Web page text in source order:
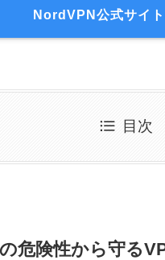
NordVPN公式サイ
目次
危険性から守る